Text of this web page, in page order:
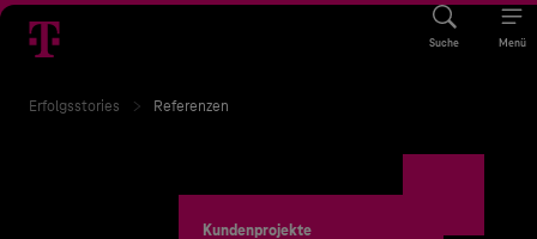
Suche Menü
Erfolgsstories Referenzen
Kundenprojekte